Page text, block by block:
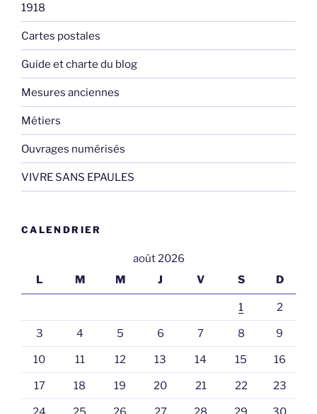
1918
Cartes postales
Guide et charte du blog
Mesures anciennes
Métiers
Ouvrages numérisés
VIVRE SANS EPAULES
CALENDRIER
août 2026
L
M M J V S D
1 2
3 4 5 6 7 8 9
10 11 12 13 14 15 16
17 18 19 20 21 22 23